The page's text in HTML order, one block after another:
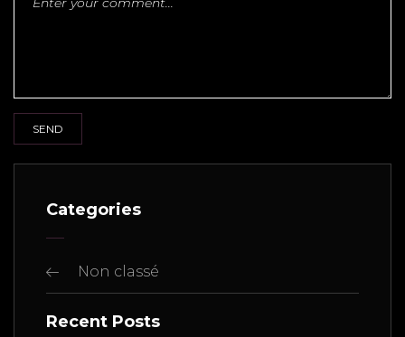
Categories
Non classé
Recent Posts